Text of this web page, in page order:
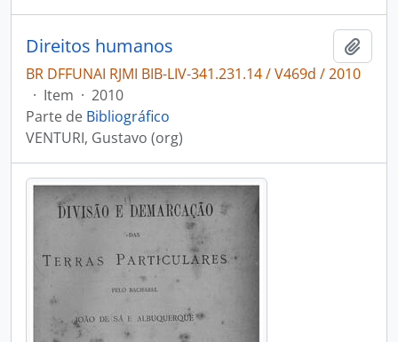
Direitos humanos
BR DFFUNAI RJMI BIB-LIV-341.231.14 / V469d / 2010
· Item · 2010
Parte de Bibliográfico
VENTURI, Gustavo (org)